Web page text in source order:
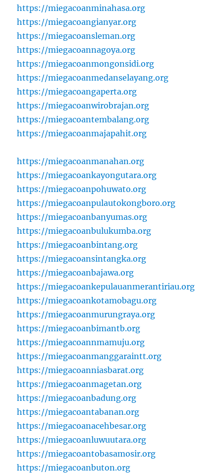
https://miegacoanminahasa.org
https://miegacoangianyar.org
https://miegacoansleman.org
https://miegacoannagoya.org
https://miegacoanmongonsidi.org
https://miegacoanmedanselayang.org
https://miegacoangaperta.org
https://miegacoanwirobrajan.org
https://miegacoantembalang.org
https://miegacoanmajapahit.org
https://miegacoanmanahan.org
https://miegacoankayongutara.org
https://miegacoanpohuwato.org
https://miegacoanpulautokongboro.org
https://miegacoanbanyumas.org
https://miegacoanbulukumba.org
https://miegacoanbintang.org
https://miegacoansintangka.org
https://miegacoanbajawa.org
https://miegacoankepulauanmerantiriau.org
https://miegacoankotamobagu.org
https://miegacoanmurungraya.org
https://miegacoanbimantb.org
https://miegacoannmamuju.org
https://miegacoanmanggaraintt.org
https://miegacoanniasbarat.org
https://miegacoanmagetan.org
https://miegacoanbadung.org
https://miegacoantabanan.org
https://miegacoanacehbesar.org
https://miegacoanluwuutara.org
https://miegacoantobasamosir.org
https://miegacoanbuton.org